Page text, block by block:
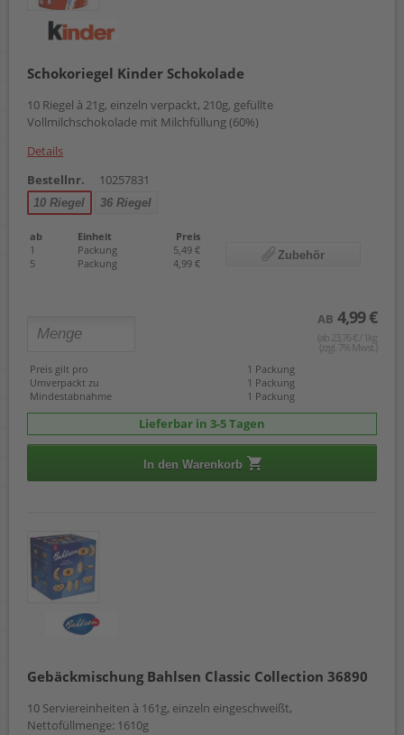
Schokoriegel Kinder Schokolade
10 Riegel à 21g, einzeln verpackt, 210g, gefüllte
Vollmilchschokolade mit Milchfüllung (60%)
Details
Bestellnr.
10257831
10 Riegel 36 Riegel
ab Einheit
Preis
1
Packung
5,49 €
5
Packung 4,99 €
Zubehör
AB 4,99 €
(ab 23,76 € / 1kg
(zzgl. 7% Mwst.)
Preis gilt pro
1 Packung
Umverpackt zu
1 Packung
Mindestabnahme
1 Packung
Lieferbar in 3-5 Tagen
In den Warenkorb
Gebäckmischung Bahlsen Classic Collection 36890
10 Serviereinheiten à 161g, einzeln eingeschweißt,
Nettofüllmenge: 1610g